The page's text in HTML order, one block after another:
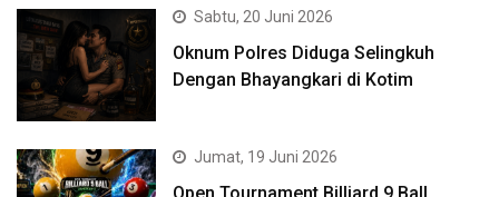
Sabtu, 20 Juni 2026
Oknum Polres Diduga Selingkuh
Dengan Bhayangkari di Kotim
Jumat, 19 Juni 2026
Open Tournament Billiard 9 Ball